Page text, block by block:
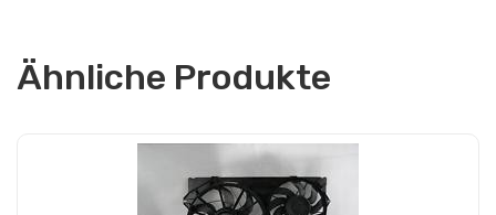
Ähnliche Produkte